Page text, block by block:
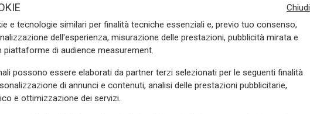
di ricerca
sarebbero state
come Cave Dive, a
con il coordinamento
della polizia locale e
Chiudi
e tecnologie similari per finalità tecniche essenziali e, previo tuo consenso,
dell'esperienza, misurazione delle prestazioni, pubblicità mirata e
piattaforme di audience measurement.
possono essere elaborati da partner terzi selezionati per le seguenti finalità
di annunci e contenuti, analisi delle prestazioni pubblicitarie,
e ottimizzazione dei servizi.